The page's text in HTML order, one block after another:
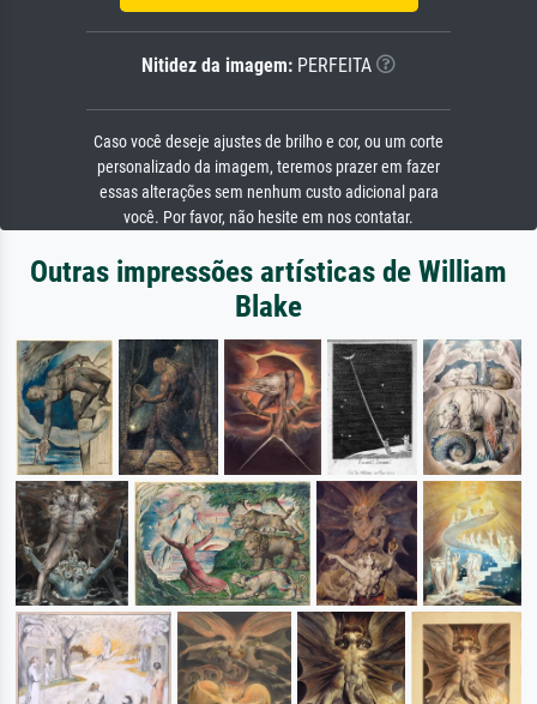
Nitidez da imagem: PERFEITA
Caso você deseje ajustes de brilho e cor, ou um corte
personalizado da imagem, teremos prazer em fazer
essas alterações sem nenhum custo adicional para
você. Por favor, não hesite em nos contatar.
Outras impressões artísticas de William
Blake